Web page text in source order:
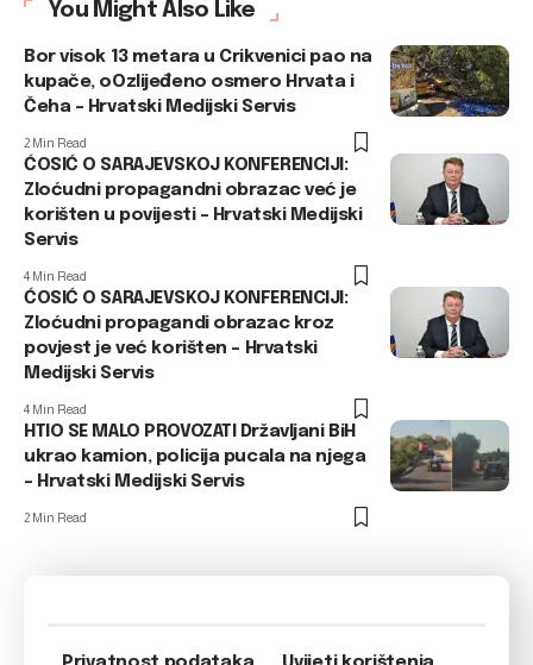
You Might Also Like
Bor visok 13 metara u Crikvenici pao na
kupače, oOzlijeđeno osmero Hrvata i
Čeha – Hrvatski Medijski Servis
2 Min Read
ĆOSIĆ O SARAJEVSKOJ KONFERENCIJI:
Zloćudni propagandni obrazac već je
korišten u povijesti – Hrvatski Medijski
Servis
4 Min Read
ĆOSIĆ O SARAJEVSKOJ KONFERENCIJI:
Zloćudni propagandi obrazac kroz
povjest je već korišten – Hrvatski
Medijski Servis
4 Min Read
HTIO SE MALO PROVOZATI Državljani BiH
ukrao kamion, policija pucala na njega
– Hrvatski Medijski Servis
2 Min Read